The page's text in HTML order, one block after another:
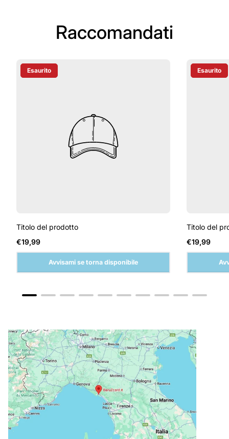
Raccomandati
Etichetta Del Prodotto:
Esaurito
Titolo del prodotto
Prezzo
normale
€19,99
Avvisami se torna disponibile
Etichetta
Esaurito
Titolo del
Prezzo
normale
€19,99